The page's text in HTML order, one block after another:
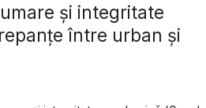
și integritate
între urban şi